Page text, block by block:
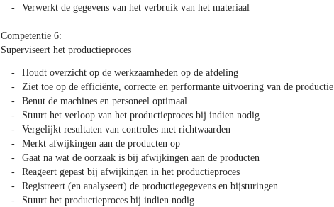
Verwerkt de gegevens van het verbruik van het materiaal
Competentie 6:
Superviseert het productieproces
Houdt overzicht op de werkzaamheden op de afdeling
Ziet toe op de efficiënte, correcte en performante uitvoering van de productie
Benut de machines en personeel optimaal
Stuurt het verloop van het productieproces bij indien nodig
Vergelijkt resultaten van controles met richtwaarden
Merkt afwijkingen aan de producten op
Gaat na wat de oorzaak is bij afwijkingen aan de producten
Reageert gepast bij afwijkingen in het productieproces
Registreert (en analyseert) de productiegegevens en bijsturingen
Stuurt het productieproces bij indien nodig